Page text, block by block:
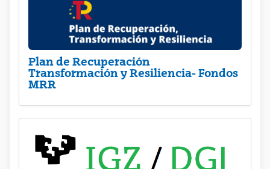
Plan de Recuperación
Transformación y Resiliencia- Fondos
MRR